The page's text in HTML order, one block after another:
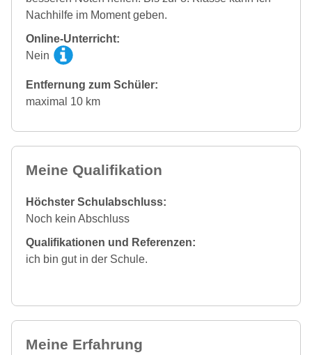
Nachhilfe im Moment geben.
Online-Unterricht:
Nein
Entfernung zum Schüler:
maximal 10 km
Meine Qualifikation
Höchster Schulabschluss:
Noch kein Abschluss
Qualifikationen und Referenzen:
ich bin gut in der Schule.
Meine Erfahrung